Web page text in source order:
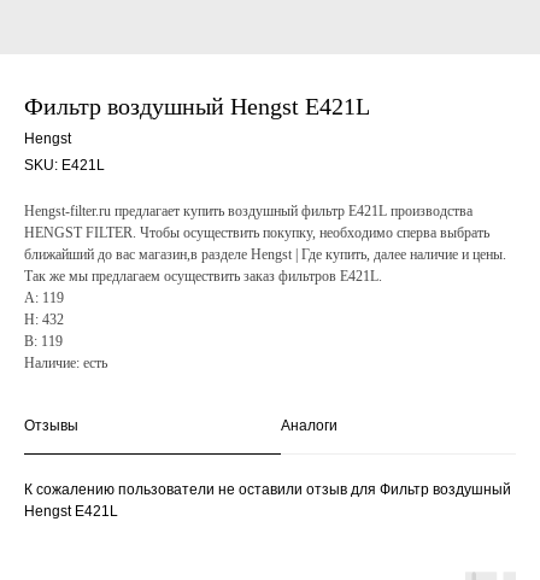
Фильтр воздушный Hengst E421L
Hengst
SKU: E421L
Hengst-filter.ru предлагает купить воздушный фильтр E421L производства
HENGST FILTER. Чтобы осуществить покупку, необходимо сперва выбрать
ближайший до вас магазин,в разделе Hengst | Где купить, далее наличие и цены.
Так же мы предлагаем осуществить заказ фильтров E421L.
A: 119
H: 432
B: 119
Наличие: есть
Отзывы Аналоги
К сожалению пользователи не оставили отзыв для Фильтр воздушный
Hengst E421L